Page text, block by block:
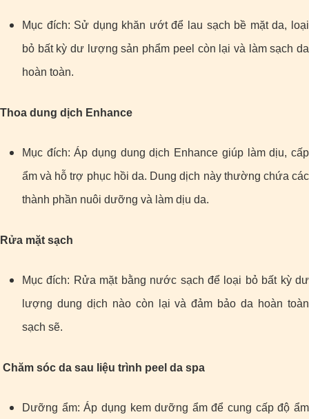
Mục đích: Sử dụng khăn ướt để lau sạch bề mặt da, loại
bỏ bất kỳ dư lượng sản phẩm peel còn lại và làm sạch da
hoàn toàn.
Thoa dung dịch Enhance
Mục đích: Áp dụng dung dịch Enhance giúp làm dịu, cấp
ẩm và hỗ trợ phục hồi da. Dung dịch này thường chứa các
thành phần nuôi dưỡng và làm dịu da.
Rửa mặt sạch
Mục đích: Rửa mặt bằng nước sạch để loại bỏ bất kỳ dư
lượng dung dịch nào còn lại và đảm bảo da hoàn toàn
sạch sẽ.
Chăm sóc da sau liệu trình peel da spa
Dưỡng ẩm: Áp dụng kem dưỡng ẩm để cung cấp độ ẩm